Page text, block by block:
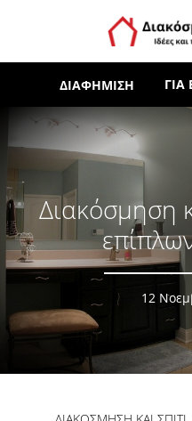
ΔΙΑΦΉΜΙΣΗ ΓΙΑ
Διακόσμηση
12